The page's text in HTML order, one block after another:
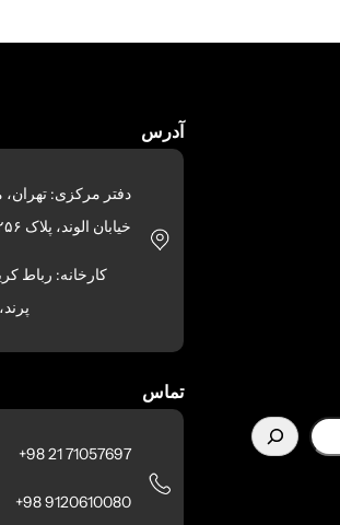
آدرس
دفتر مرکزی: تهران،
خیابان الوند، پلاک ۲۵۶
کارخانه: رباط
تماس
71057697 21 98+
9120610080 98+